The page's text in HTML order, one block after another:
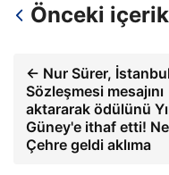
Önceki içerik
← Nur Sürer,
Sözleşmesi mesajını
aktararak ödülünü
Güney'e ithaf etti!
Çehre geldi aklıma